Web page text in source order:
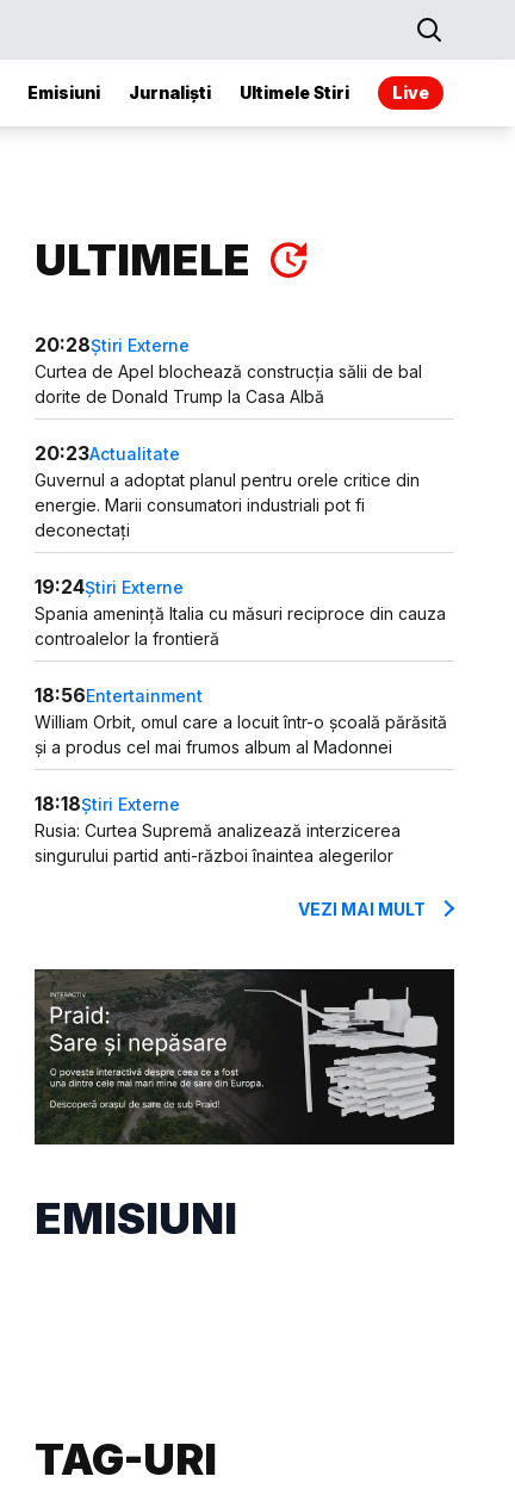
Emisiuni Jurnaliști Ultimele Stiri Live
ULTIMELE
20:28Știri Externe
Curtea de Apel blochează construcția sălii de bal
dorite de Donald Trump la Casa Albă
20:23Actualitate
Guvernul a adoptat planul pentru orele critice din
energie. Marii consumatori industriali pot fi
deconectați
19:24Știri Externe
Spania amenință Italia cu măsuri reciproce din cauza
controalelor la frontieră
18:56Entertainment
William Orbit, omul care a locuit într-o școală părăsită
și a produs cel mai frumos album al Madonnei
18:18Știri Externe
Rusia: Curtea Supremă analizează interzicerea
singurului partid anti-război înaintea alegerilor
VEZI MAI MULT
EMISIUNI
TAG-URI